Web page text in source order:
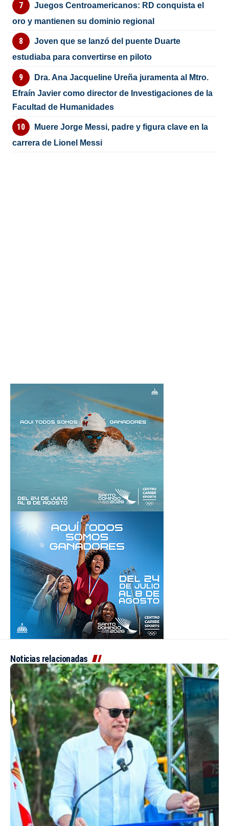
Juegos Centroamericanos: RD conquista el
oro y mantienen su dominio regional
Joven que se lanzó del puente Duarte
estudiaba para convertirse en piloto
Dra. Ana Jacqueline Ureña juramenta al Mtro.
Efraín Javier como director de Investigaciones de la
Facultad de Humanidades
Muere Jorge Messi, padre y figura clave en la
carrera de Lionel Messi
Noticias relacionadas